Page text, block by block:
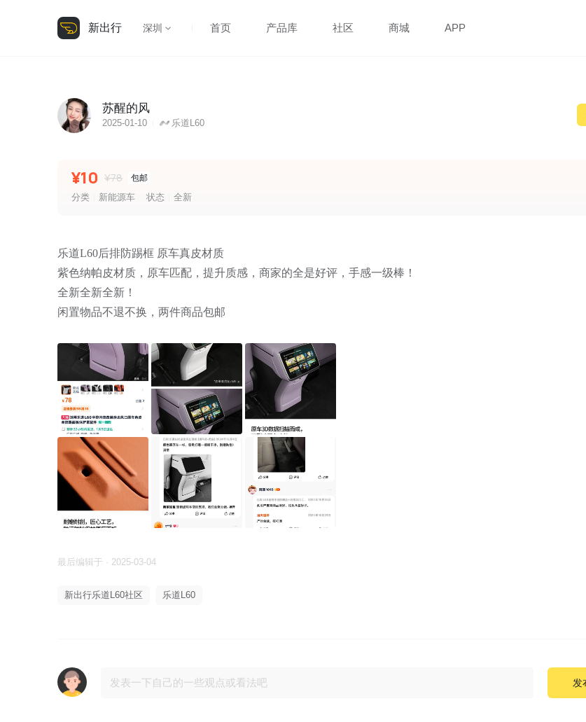
新出行 深圳 首页 产品库 社区 商城 APP
苏醒的风
2025-01-10 乐道L60
¥10 ¥78 包邮
分类 新能源车 状态 全新
乐道L60后排防踢框 原车真皮材质
紫色纳帕皮材质，原车匹配，提升质感，商家的全是好评，手感一级棒！
全新全新全新！
闲置物品不退不换，两件商品包邮
最后编辑于 · 2025-03-04
新出行乐道L60社区 乐道L60
发